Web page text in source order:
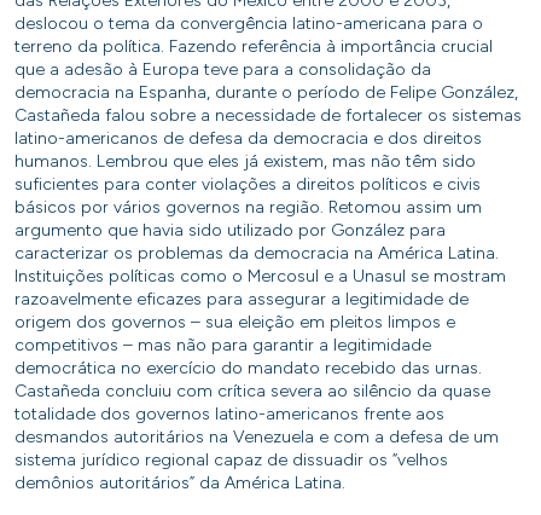
deslocou o tema da convergência latino-americana para o
terreno da política. Fazendo referência à importância crucial
que a adesão à Europa teve para a consolidação da
democracia na Espanha, durante o período de Felipe González,
Castañeda falou sobre a necessidade de fortalecer os sistemas
latino-americanos de defesa da democracia e dos direitos
humanos. Lembrou que eles já existem, mas não têm sido
suficientes para conter violações a direitos políticos e civis
básicos por vários governos na região. Retomou assim um
argumento que havia sido utilizado por González para
caracterizar os problemas da democracia na América Latina.
Instituições políticas como o Mercosul e a Unasul se mostram
razoavelmente eficazes para assegurar a legitimidade de
origem dos governos – sua eleição em pleitos limpos e
competitivos – mas não para garantir a legitimidade
democrática no exercício do mandato recebido das urnas.
Castañeda concluiu com crítica severa ao silêncio da quase
totalidade dos governos latino-americanos frente aos
desmandos autoritários na Venezuela e com a defesa de um
sistema jurídico regional capaz de dissuadir os “velhos
demônios autoritários” da América Latina.